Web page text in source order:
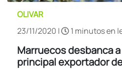
OLIVAR
23/11/2020 |
1 minutos en
Marruecos desbanca
principal exportador